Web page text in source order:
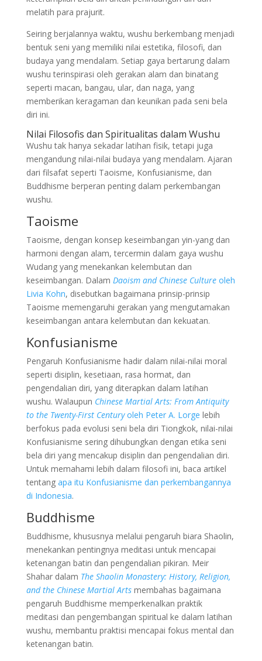
melatih para prajurit.
Seiring berjalannya waktu, wushu berkembang menjadi
bentuk seni yang memiliki nilai estetika, filosofi, dan
budaya yang mendalam. Setiap gaya bertarung dalam
wushu terinspirasi oleh gerakan alam dan binatang
seperti macan, bangau, ular, dan naga, yang
memberikan keragaman dan keunikan pada seni bela
diri ini.
Nilai Filosofis dan Spiritualitas dalam Wushu
Wushu tak hanya sekadar latihan fisik, tetapi juga
mengandung nilai-nilai budaya yang mendalam. Ajaran
dari filsafat seperti Taoisme, Konfusianisme, dan
Buddhisme berperan penting dalam perkembangan
wushu.
Taoisme
Taoisme, dengan konsep keseimbangan yin-yang dan
harmoni dengan alam, tercermin dalam gaya wushu
Wudang yang menekankan kelembutan dan
keseimbangan. Dalam Daoism and Chinese Cultureoleh
Livia Kohn, disebutkan bagaimana prinsip-prinsip
Taoisme memengaruhi gerakan yang mengutamakan
keseimbangan antara kelembutan dan kekuatan.
Konfusianisme
Pengaruh Konfusianisme hadir dalam nilai-nilai moral
seperti disiplin, kesetiaan, rasa hormat, dan
pengendalian diri, yang diterapkan dalam latihan
wushu. Walaupun Chinese Martial Arts: From Antiquity
to the Twenty-First Centuryoleh Peter A. Lorge lebih
berfokus pada evolusi seni bela diri Tiongkok, nilai-nilai
Konfusianisme sering dihubungkan dengan etika seni
bela diri yang mencakup disiplin dan pengendalian diri.
Untuk memahami lebih dalam filosofi ini, baca artikel
tentang apa itu Konfusianisme dan perkembangannya
di Indonesia.
Buddhisme
Buddhisme, khususnya melalui pengaruh biara Shaolin,
menekankan pentingnya meditasi untuk mencapai
ketenangan batin dan pengendalian pikiran. Meir
Shahar dalam The Shaolin Monastery: History, Religion,
and the Chinese Martial Artsmembahas bagaimana
pengaruh Buddhisme memperkenalkan praktik
meditasi dan pengembangan spiritual ke dalam latihan
wushu, membantu praktisi mencapai fokus mental dan
ketenangan batin.